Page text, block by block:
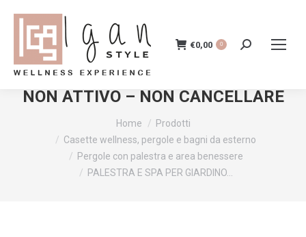
€0,00 0 Cerca:
PALESTRA E SPA PER GIARDINO –
NON ATTIVO – NON CANCELLARE
Home
Prodotti
Casette wellness, pergole e bagni da esterno
Pergole con palestra e area benessere
PALESTRA E SPA PER GIARDINO…